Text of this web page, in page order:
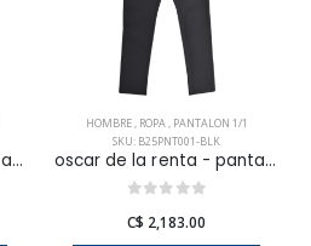
oscar de la renta - pantalon 1/1 vestir para hombre
HOMBRE, ROPA, PANTALON 1/1
SKU: B25PNT001-BLK
oscar de la renta - pantalon 1/1 vestir para hombre
C$ 2,183.00